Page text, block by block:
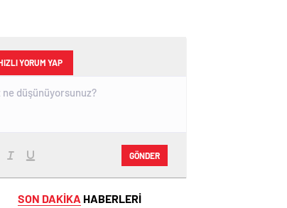
YORUM YAP
GÖNDER
SON DAKİKA HABERLERİ